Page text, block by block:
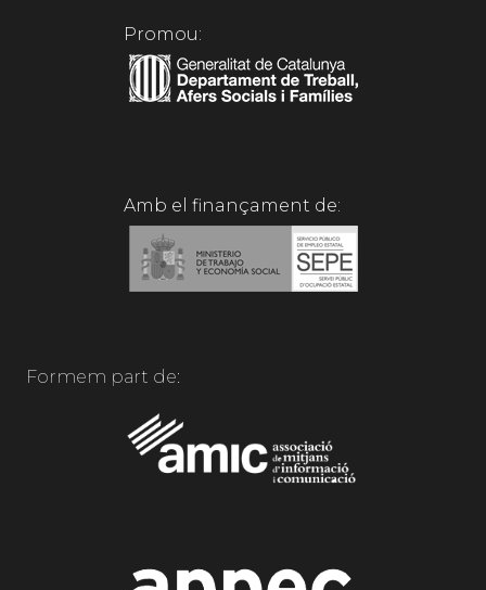
Promou:
Amb el finançament de:
Formem part de: